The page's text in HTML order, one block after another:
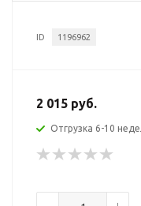
ID 1196962
2 015 руб.
Отгрузка 6-10